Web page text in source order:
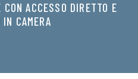
ACCESSO DIRETTO E
CAMERA